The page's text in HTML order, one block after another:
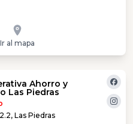
Ir al mapa
Ahorro y
Las Piedras
Las Piedras